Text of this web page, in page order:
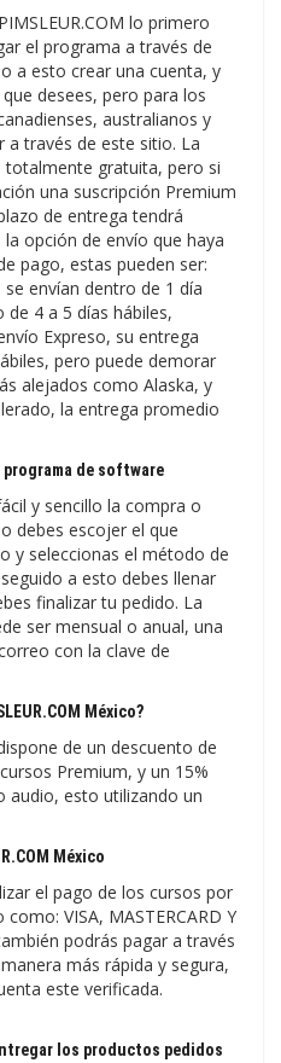
lo primero
el programa a través de
a esto crear una cuenta, y
desees, pero para los
australianos y
a través de este sitio. La
totalmente gratuita, pero si
una suscripción Premium
de entrega tendrá
opción de envío que haya
pago, estas pueden ser:
envían dentro de 1 día
4 a 5 días hábiles,
Expreso, su entrega
pero puede demorar
alejados como Alaska, y
la entrega promedio
programa de software
y sencillo la compra o
debes escojer el que
y seleccionas el método de
a esto debes llenar
finalizar tu pedido. La
ser mensual o anual, una
con la clave de
México?
de un descuento de
Premium, y un 15%
audio, esto utilizando un
México
el pago de los cursos por
VISA, MASTERCARD Y
podrás pagar a través
más rápida y segura,
este verificada.
los productos pedidos